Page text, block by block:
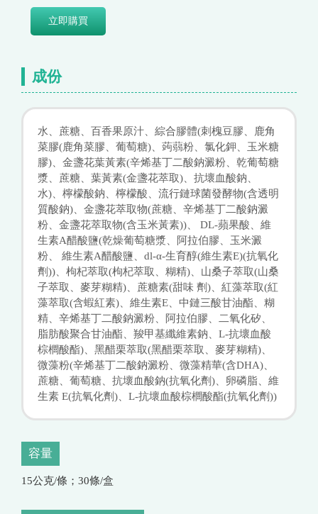
立即購買
成份
水、蔗糖、百香果原汁、綜合膠體(刺槐豆膠、鹿角
菜膠(鹿角菜膠、葡萄糖)、蒟蒻粉、氯化鉀、玉米糖
膠)、金盞花葉黃素(辛烯基丁二酸鈉澱粉、乾葡萄糖
漿、蔗糖、葉黃素(金盞花萃取)、抗壞血酸鈉、
水)、檸檬酸鈉、檸檬酸、流行鏈球菌發酵物(含透明
質酸鈉)、金盞花萃取物(蔗糖、辛烯基丁二酸鈉澱
粉、金盞花萃取物(含玉米黃素))、 DL-蘋果酸、維
生素A醋酸鹽(乾燥葡萄糖漿、阿拉伯膠、玉米澱
粉、 維生素A醋酸鹽、dl-α-生育醇(維生素E)(抗氧化
劑))、枸杞萃取(枸杞萃取、糊精)、山桑子萃取(山桑
子萃取、麥芽糊精)、蔗糖素(甜味 劑)、紅藻萃取(紅
藻萃取(含蝦紅素)、維生素E、中鏈三酸甘油酯、糊
精、辛烯基丁二酸鈉澱粉、阿拉伯膠、二氧化矽、
脂肪酸聚合甘油酯、羧甲基纖維素鈉、L-抗壞血酸
棕櫚酸酯)、黑醋栗萃取(黑醋栗萃取、麥芽糊精)、
微藻粉(辛烯基丁二酸鈉澱粉、微藻精華(含DHA)、
蔗糖、葡萄糖、抗壞血酸鈉(抗氧化劑)、卵磷脂、維
生素 E(抗氧化劑)、L-抗壞血酸棕櫚酸酯(抗氧化劑))
容量
15公克/條；30條/盒